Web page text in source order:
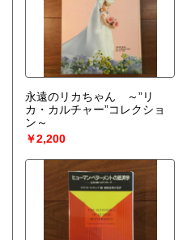
永遠のリカちゃん ～”リ
カ・カルチャー”コレクショ
ン～
￥2,200